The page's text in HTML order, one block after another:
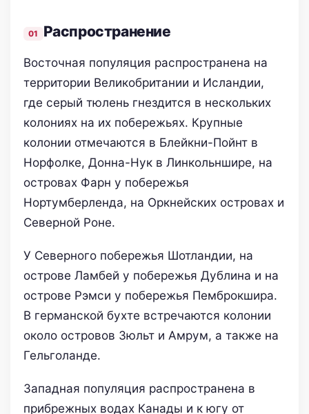
Распространение
Восточная популяция распространена на
территории Великобритании и Исландии,
где серый тюлень гнездится в нескольких
колониях на их побережьях. Крупные
колонии отмечаются в Блейкни-Пойнт в
Норфолке, Донна-Нук в Линкольншире, на
островах Фарн у побережья
Нортумберленда, на Оркнейских островах и
Северной Роне.
У Северного побережья Шотландии, на
острове Ламбей у побережья Дублина и на
острове Рэмси у побережья Пемброкшира.
В германской бухте встречаются колонии
около островов Зюльт и Амрум, а также на
Гельголанде.
Западная популяция распространена в
прибрежных водах Канады и к югу от